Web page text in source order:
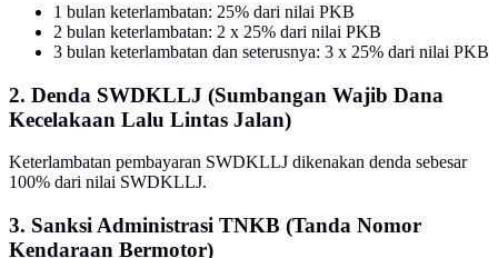
1 bulan keterlambatan: 25% dari nilai PKB
2 bulan keterlambatan: 2 x 25% dari nilai PKB
3 bulan keterlambatan dan seterusnya: 3 x 25% dari nilai PKB
2. Denda SWDKLLJ (Sumbangan Wajib Dana
Kecelakaan Lalu Lintas Jalan)
Keterlambatan pembayaran SWDKLLJ dikenakan denda sebesar
100% dari nilai SWDKLLJ.
3. Sanksi Administrasi TNKB (Tanda Nomor
Kendaraan Bermotor)